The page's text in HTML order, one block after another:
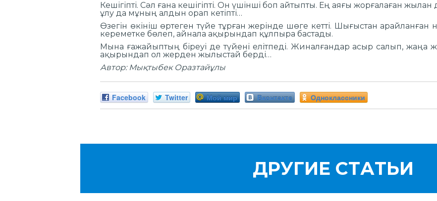
Кешігіпті. Сәл ғана кешігіпті. Он үшінші боп айтыпты. Ең аяғы жорғалаған
ұлу да мұның алдын орап кетіпті…
Өзегін өкініш өртеген түйе тұрған жерінде шөге кетті. Шығыстан
кереметке бөлеп, айнала ақырындап құлпыра бастады.
Мына ғажайыптың біреуі де түйені елітпеді. Жиналғандар асыр салып, жаңа
ақырындап ол жерден жылыстай берді…
Автор: Мықтыбек Оразтайұлы
Facebook Twitter Мой мир Вконтакте Одноклассники
ДРУГИЕ СТАТЬИ